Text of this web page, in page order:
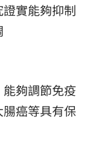
實能夠抑制
夠調節免疫
癌等具有保